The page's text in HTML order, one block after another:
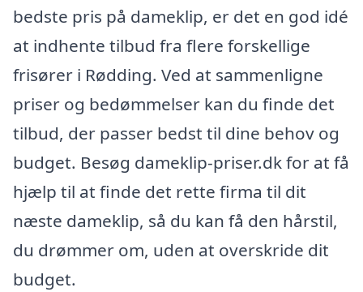
bedste pris på dameklip, er det en god idé
at indhente tilbud fra flere forskellige
frisører i Rødding. Ved at sammenligne
priser og bedømmelser kan du finde det
tilbud, der passer bedst til dine behov og
budget. Besøg dameklip-priser.dk for at få
hjælp til at finde det rette firma til dit
næste dameklip, så du kan få den hårstil,
du drømmer om, uden at overskride dit
budget.